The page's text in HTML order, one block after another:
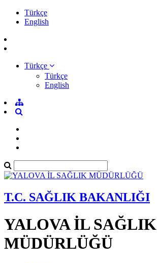
Türkçe
English
Türkçe
Türkçe
English
T.C. SAĞLIK BAKANLIĞI
YALOVA İL SAĞLIK
MÜDÜRLÜĞÜ